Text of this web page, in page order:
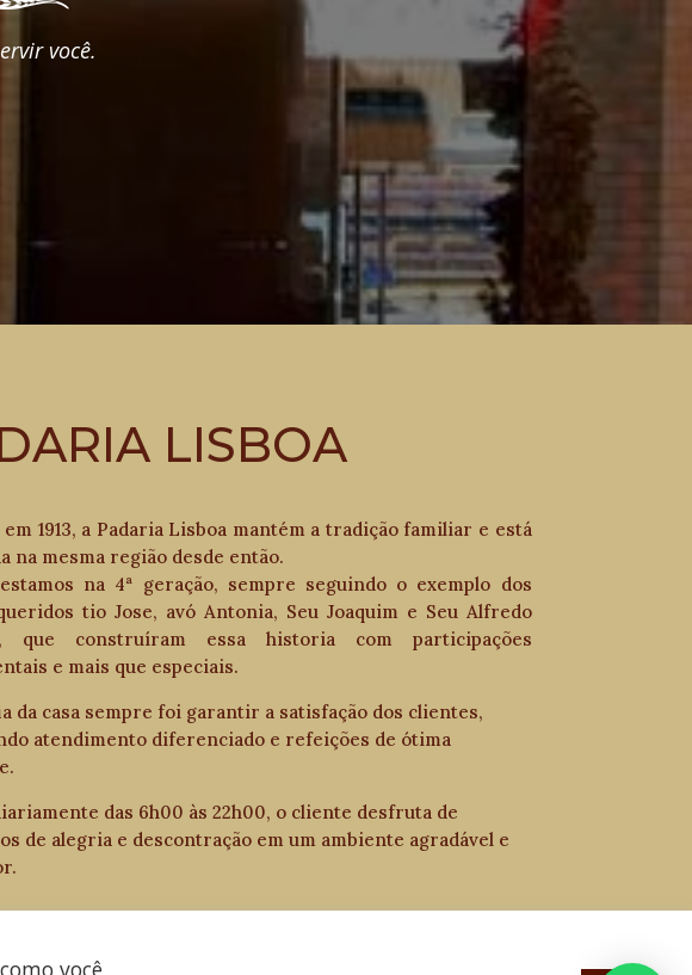
você.
LISBOA
em 1913, a Padaria Lisboa mantém a tradição familiar e está
na mesma região desde então.
na 4ª geração, sempre seguindo o exemplo dos
tio Jose, avó Antonia, Seu Joaquim e Seu Alfredo
que construíram essa historia com participações
e mais que especiais.
da casa sempre foi garantir a satisfação dos clientes,
atendimento diferenciado e refeições de ótima
das 6h00 às 22h00, o cliente desfruta de
de alegria e descontração em um ambiente agradável e
você